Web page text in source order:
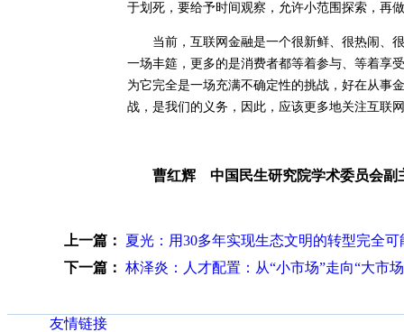
于划死，要给予时间观察，允许小范围探索，再
当前，互联网金融是一个很新鲜、很热闹、很
一场丰筵，更多的是消费者都等着参与、等着享
为它完全是一场充满不确定性的挑战，好在从事
战，是我们的义务，因此，应该更多地关注互联
曹红辉 中国民生研究院学术委员会副
上一篇：
夏光：用30多年实现生态文明的转型完全可
下一篇： 林泽炎：人才配置：从“小市场”走向“大市
友情链接